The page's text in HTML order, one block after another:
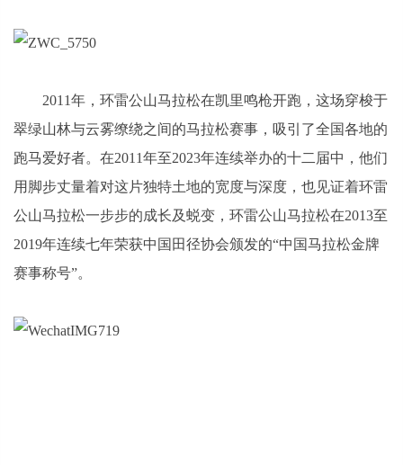
2011年，环雷公山马拉松在凯里鸣枪开跑，这场穿梭于
翠绿山林与云雾缭绕之间的马拉松赛事，吸引了全国各地的
跑马爱好者。在2011年至2023年连续举办的十二届中，他们
用脚步丈量着对这片独特土地的宽度与深度，也见证着环雷
公山马拉松一步步的成长及蜕变，环雷公山马拉松在2013至
2019年连续七年荣获中国田径协会颁发的“中国马拉松金牌
赛事称号”。